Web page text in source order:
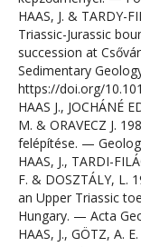
HAAS, J. & TARDY-
Triassic-Jurassic
succession at
Sedimentary
https://doi.org/
HAAS J., JOCHÁNÉ
M. & ORAVECZ J.
felépítése. —
HAAS, J., TARDI-
F. & DOSZTÁLY, L.
an Upper Triassic
Hungary. — Acta
HAAS, J., GÖTZ, A.